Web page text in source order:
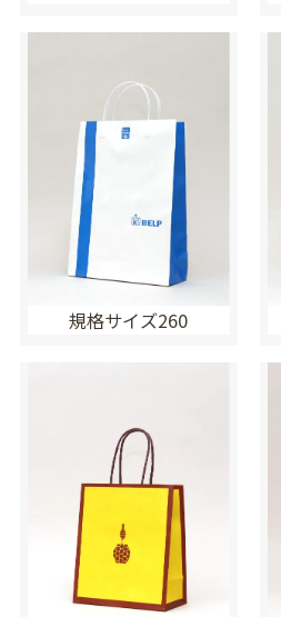
規格サイズ260